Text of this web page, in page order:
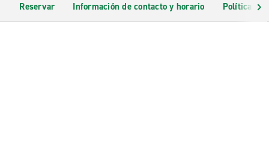
Reservar Información de contacto y horario Políticas